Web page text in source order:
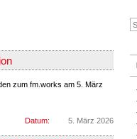
zum fm.works am 5. März
Datum: 5. März 2026